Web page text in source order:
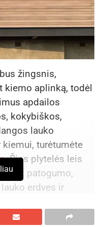
pasikalbėti apie
psichologas.
žingsnis,
kiemo aplinką, todėl
apdailos
kokybiškos,
lauko
turėtumėte
. Šios plytelės leis
patogumo,
erdves ir